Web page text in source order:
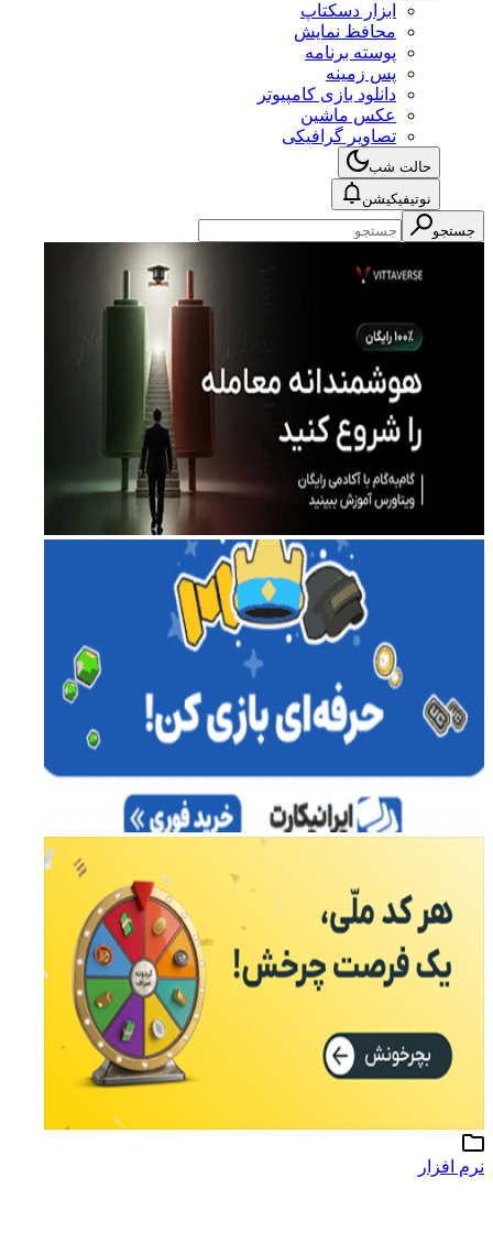
ابزار دسکتاپ
محافظ نمایش
پوسته برنامه
پس زمینه
دانلود بازی کامپیوتر
عکس ماشین
تصاویر گرافیکی
حالت شب
نوتیفیکیشن
جستجو
نرم افزار